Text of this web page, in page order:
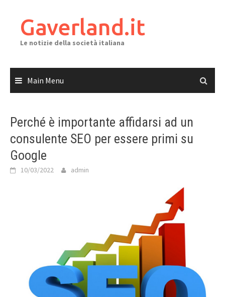
contentGaverland.it
Le notizie della società italiana
Main Menu
Perché è importante affidarsi ad un
consulente SEO per essere primi su
Google
10/03/2022 admin